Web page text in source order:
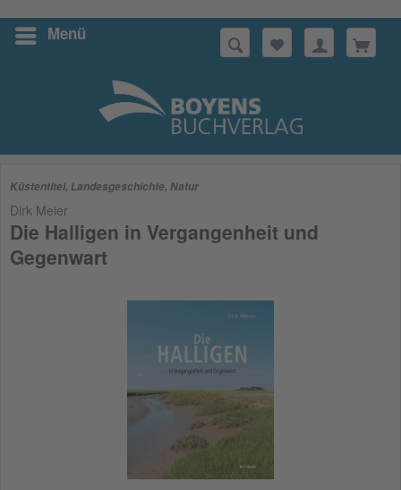
Menü
Suchen
Küstentitel, Landesgeschichte, Natur
Dirk Meier
Die Halligen in Vergangenheit und
Gegenwart